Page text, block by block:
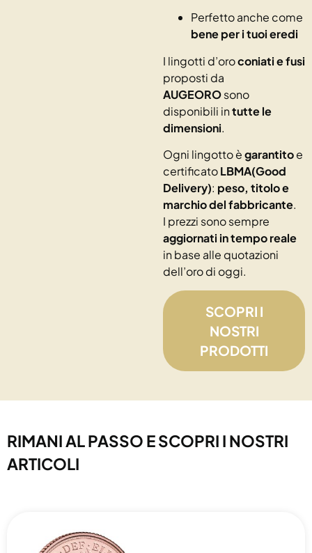
Perfetto anche come
bene per i tuoi eredi
I lingotti d’oroconiati e fusi
proposti da
AUGEOROsono
disponibili intutte le
dimensioni.
Ogni lingotto ègarantitoe
certificatoLBMA(Good
Delivery): peso, titolo e
marchio del fabbricante.
I prezzi sono sempre
aggiornati in tempo reale
in base alle quotazioni
dell’oro di oggi.
SCOPRI I
NOSTRI
PRODOTTI
RIMANI AL PASSO E SCOPRI I NOSTRI
ARTICOLI